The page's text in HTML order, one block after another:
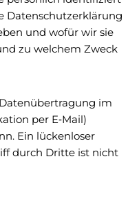
Datenschutzerklärung
und wofür wir sie
zu welchem Zweck
im
per E‑Mail)
Ein lückenloser
durch Dritte ist nicht